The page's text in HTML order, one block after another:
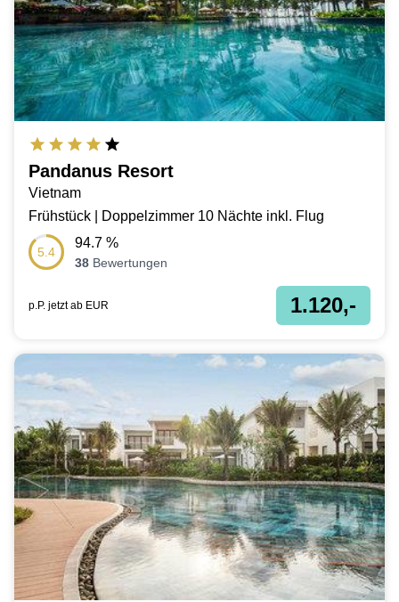
Pandanus Resort
Vietnam
Frühstück | Doppelzimmer 10 Nächte inkl. Flug
5.4
94.7 %
38 Bewertungen
p.P. jetzt ab EUR 1.120,-